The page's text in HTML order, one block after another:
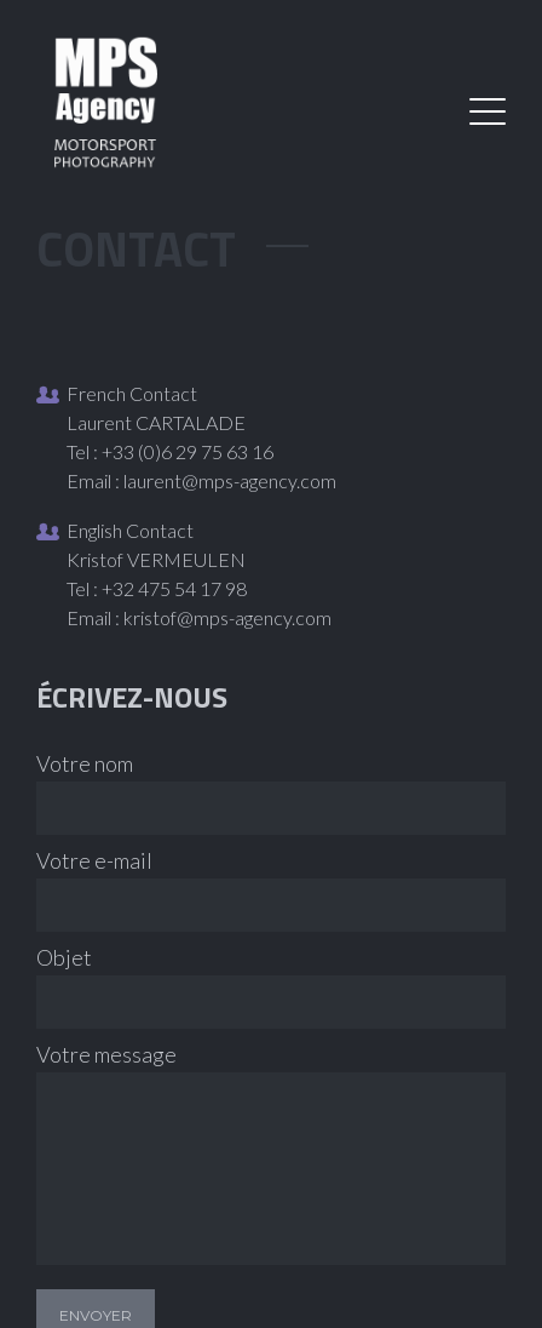
French Contact
Laurent CARTALADE
Tel : +33 (0)6 29 75 63 16
Email : laurent@mps-agency.com
English Contact
Kristof VERMEULEN
Tel : +32 475 54 17 98
Email : kristof@mps-agency.com
ÉCRIVEZ-NOUS
Votre nom
Votre e-mail
Objet
Votre message